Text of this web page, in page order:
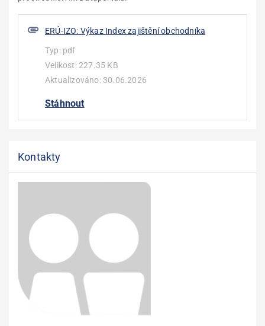
ERÚ-IZO: Výkaz Index zajištění obchodníka
Typ: pdf
Velikost:227.35 KB
Aktualizováno: 30.06.2026
Stáhnout
Kontakty